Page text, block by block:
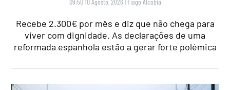
09:50 10 Agosto, 2026 |Tiago Alcobia
Recebe 2.300€ por mês e diz que não chega para
viver com dignidade. As declarações de uma
reformada espanhola estão a gerar forte polémica